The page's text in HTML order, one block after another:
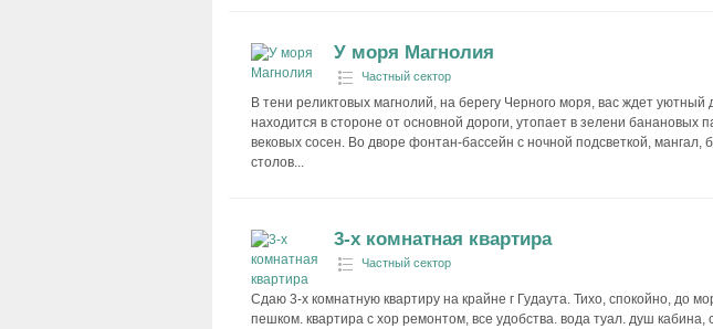
У моря Магнолия
Частный сектор
В тени реликтовых магнолий, на берегу Черного моря, вас ждет уютный
находится в стороне от основной дороги, утопает в зелени банановых
вековых сосен. Во дворе фонтан-бассейн с ночной подсветкой, мангал,
столов...
3-х комнатная квартира
Частный сектор
Сдаю 3-х комнатную квартиру на крайне г Гудаута. Тихо, спокойно, до
пешком. квартира с хор ремонтом, все удобства. вода туал. душ кабина,